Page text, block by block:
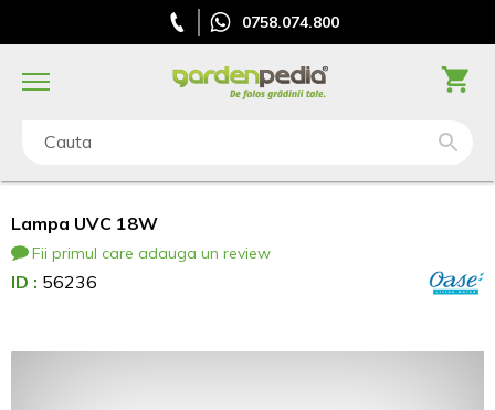
0758.074.800
Cauta
Lampa UVC 18W
Fii primul care adauga un review
ID : 56236